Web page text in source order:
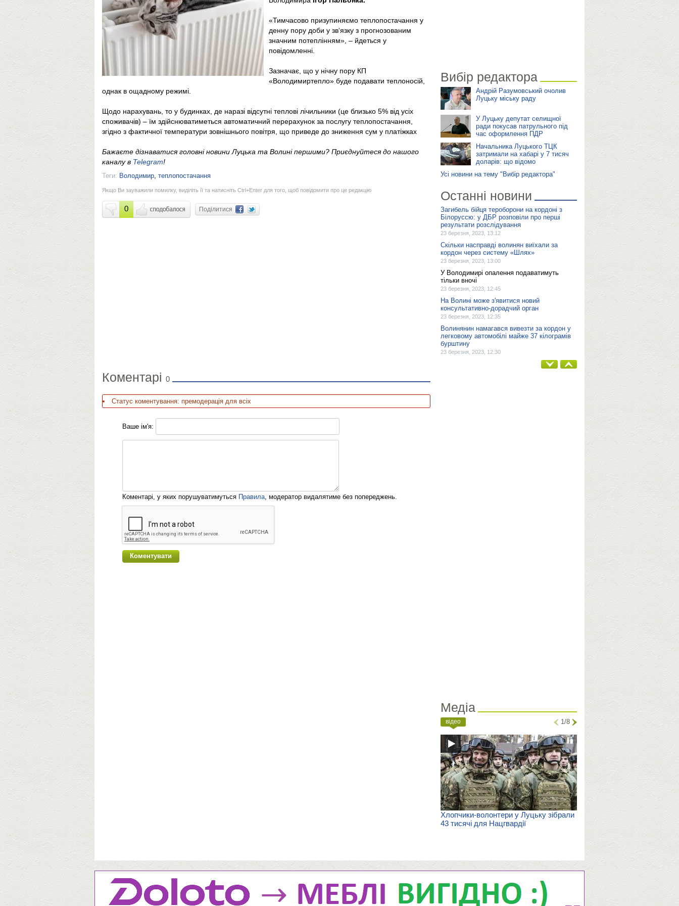
«Тимчасово призупиняємо теплопостачання у
денну пору доби у зв‘язку з прогнозованим
значним потеплінням», – йдеться у
повідомленні.
Зазначає, що у нічну пору КП
«Володимиртепло» буде подавати теплоносій,
однак в ощадному режимі.
Щодо нарахувань, то у будинках, де наразі відсутні теплові лічильники (це близько 5% від усіх
споживачів) – їм здійснюватиметься автоматичний перерахунок за послугу теплопостачання,
згідно з фактичної температури зовнішнього повітря, що приведе до зниження сум у платіжках
Бажаєте дізнаватися головні новини Луцька та Волині першими? Приєднуйтеся до нашого
каналу в Telegram!
Теги: Володимир, теплопостачання
Якщо Ви зауважили помилку, виділіть її та натисніть Ctrl+Enter для того, щоб повідомити про це редакцію
0 Поділитися
Коментарі 0
Статус коментування: премодерація для всіх
Ваше ім'я:
Коментарі, у яких порушуватимуться Правила, модератор видалятиме без попереджень.
Вибір редактора
Андрій Разумовський очолив
Луцьку міську раду
У Луцьку депутат селищної
ради покусав патрульного під
час оформлення ПДР
Начальника Луцького ТЦК
затримали на хабарі у 7 тисяч
доларів: що відомо
Усі новини на тему "Вибір редактора"
Останні новини
Загибель бійця тероборони на кордоні з
Білоруссю: у ДБР розповіли про перші
результати розслідування
23 березня, 2023, 13:12
Скільки насправді волинян виїхали за
кордон через систему «Шлях»
23 березня, 2023, 13:00
У Володимирі опалення подаватимуть
тільки вночі
23 березня, 2023, 12:45
На Волині може з'явитися новий
консультативно-дорадчий орган
23 березня, 2023, 12:35
Волинянин намагався вивезти за кордон у
легковому автомобілі майже 37 кілограмів
бурштину
23 березня, 2023, 12:30
Медіа
відео 1/8
Хлопчики-волонтери у Луцьку зібрали
43 тисячі для Нацгвардії